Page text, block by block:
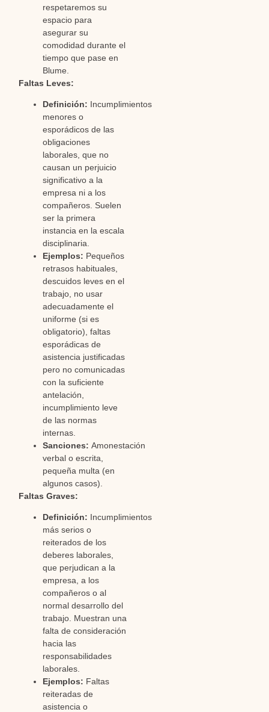
respetaremos su
espacio para
asegurar su
comodidad durante el
tiempo que pase en
Blume.
Faltas Leves:
Definición: Incumplimientos
menores o
esporádicos de las
obligaciones
laborales, que no
causan un perjuicio
significativo a la
empresa ni a los
compañeros. Suelen
ser la primera
instancia en la escala
disciplinaria.
Ejemplos: Pequeños
retrasos habituales,
descuidos leves en el
trabajo, no usar
adecuadamente el
uniforme (si es
obligatorio), faltas
esporádicas de
asistencia justificadas
pero no comunicadas
con la suficiente
antelación,
incumplimiento leve
de las normas
internas.
Sanciones: Amonestación
verbal o escrita,
pequeña multa (en
algunos casos).
Faltas Graves:
Definición: Incumplimientos
más serios o
reiterados de los
deberes laborales,
que perjudican a la
empresa, a los
compañeros o al
normal desarrollo del
trabajo. Muestran una
falta de consideración
hacia las
responsabilidades
laborales.
Ejemplos: Faltas
reiteradas de
asistencia o